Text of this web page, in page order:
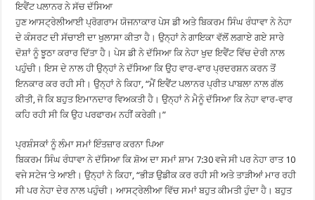
ਇਵੈਂਟ ਪਲਾਨਰ ਨੇ ਸੱਚ ਦੱਸਿਆ
ਹੁਣ ਆਸਟ੍ਰੇਲੀਆਈ ਪ੍ਰੋਗਰਾਮ ਯੋਜਨਾਕਾਰ ਪੇਸ ਡੀ ਅਤੇ ਬਿਕਰਮ ਸਿੰਘ ਰੰਧਾਵਾ ਨੇ ਨੇਹਾ
ਦੇ ਕੰਸਰਟ ਦੀ ਸੱਚਾਈ ਦਾ ਖੁਲਾਸਾ ਕੀਤਾ ਹੈ। ਉਨ੍ਹਾਂ ਨੇ ਗਾਇਕਾ ਵੱਲੋਂ ਲਗਾਏ ਗਏ ਸਾਰੇ
ਦੋਸ਼ਾਂ ਨੂੰ ਝੂਠਾ ਕਰਾਰ ਦਿੱਤਾ ਹੈ। ਪੇਸ ਡੀ ਨੇ ਦੱਸਿਆ ਕਿ ਨੇਹਾ ਖੁਦ ਇਵੈਂਟ ਵਿੱਚ ਦੇਰੀ ਨਾਲ
ਪਹੁੰਚੀ। ਇਸ ਦੇ ਨਾਲ ਹੀ ਉਨ੍ਹਾਂ ਨੇ ਦੱਸਿਆ ਕਿ ਉਹ ਵਾਰ-ਵਾਰ ਪ੍ਰਦਰਸ਼ਨ ਕਰਨ ਤੋਂ
ਇਨਕਾਰ ਕਰ ਰਹੀ ਸੀ। ਉਨ੍ਹਾਂ ਨੇ ਕਿਹਾ, “ਮੈਂ ਇਵੈਂਟ ਪਲਾਨਰ ਪ੍ਰੀਤ ਪਾਬਲਾ ਨਾਲ ਗੱਲ
ਕੀਤੀ, ਜੋ ਕਿ ਬਹੁਤ ਇਮਾਨਦਾਰ ਵਿਅਕਤੀ ਹੈ। ਉਨ੍ਹਾਂ ਨੇ ਮੈਨੂੰ ਦੱਸਿਆ ਕਿ ਨੇਹਾ ਵਾਰ-ਵਾਰ
ਕਹਿ ਰਹੀ ਸੀ ਕਿ ਉਹ ਪਰਫਾਰਮ ਨਹੀਂ ਕਰੇਗੀ।”
ਪ੍ਰਸ਼ੰਸਕਾਂ ਨੂੰ ਲੰਮਾ ਸਮਾਂ ਇੰਤਜ਼ਾਰ ਕਰਨਾ ਪਿਆ
ਬਿਕਰਮ ਸਿੰਘ ਰੰਧਾਵਾ ਨੇ ਦੱਸਿਆ ਕਿ ਸ਼ੋਅ ਦਾ ਸਮਾਂ ਸ਼ਾਮ 7:30 ਵਜੇ ਸੀ ਪਰ ਨੇਹਾ ਰਾਤ 10
ਵਜੇ ਸਟੇਜ ‘ਤੇ ਆਈ। ਉਨ੍ਹਾਂ ਨੇ ਕਿਹਾ, “ਭੀੜ ਉਡੀਕ ਕਰ ਰਹੀ ਸੀ ਅਤੇ ਤਾੜੀਆਂ ਮਾਰ ਰਹੀ
ਸੀ ਪਰ ਨੇਹਾ ਦੇਰ ਨਾਲ ਪਹੁੰਚੀ। ਆਸਟ੍ਰੇਲੀਆ ਵਿੱਚ ਸਮਾਂ ਬਹੁਤ ਕੀਮਤੀ ਹੁੰਦਾ ਹੈ। ਬਹੁਤ